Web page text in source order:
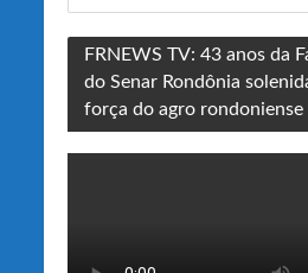
FRNEWS TV: 43 anos da
do Senar Rondônia
força do agro rondoniense